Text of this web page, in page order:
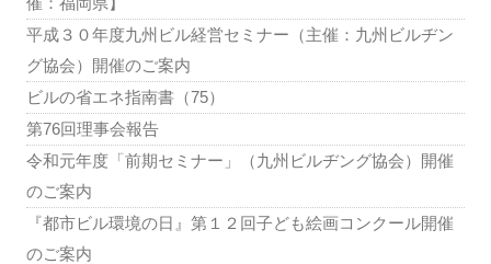
平成３０年度九州ビル経営セミナー（主催：九州ビルヂン
グ協会）開催のご案内
ビルの省エネ指南書（75）
第76回理事会報告
令和元年度「前期セミナー」（九州ビルヂング協会）開催
のご案内
『都市ビル環境の日』第１２回子ども絵画コンクール開催
のご案内